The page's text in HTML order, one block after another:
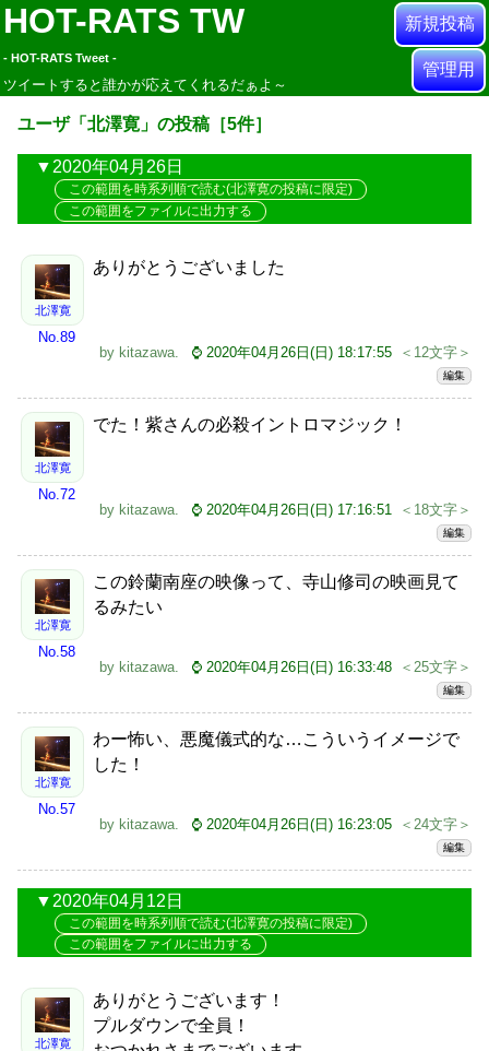
HOT-RATS TW
- HOT-RATS Tweet -
ツイートすると誰かが応えてくれるだぁよ～
新規投稿
管理用
ユーザ「北澤寛」の投稿［5件］
2020年04月26日
この範囲を時系列順で読む(北澤寛の投稿に限定)
この範囲をファイルに出力する
北澤寛
No.89
ありがとうございました
by kitazawa. ⌚ 2020年04月26日(日) 18:17:55 ＜12文字＞
編集
北澤寛
No.72
でた！紫さんの必殺イントロマジック！
by kitazawa. ⌚ 2020年04月26日(日) 17:16:51 ＜18文字＞
編集
北澤寛
No.58
この鈴蘭南座の映像って、寺山修司の映画見て
るみたい
by kitazawa. ⌚ 2020年04月26日(日) 16:33:48 ＜25文字＞
編集
北澤寛
No.57
わー怖い、悪魔儀式的な…こういうイメージで
した！
by kitazawa. ⌚ 2020年04月26日(日) 16:23:05 ＜24文字＞
編集
2020年04月12日
この範囲を時系列順で読む(北澤寛の投稿に限定)
この範囲をファイルに出力する
北澤寛
ありがとうございます！
プルダウンで全員！